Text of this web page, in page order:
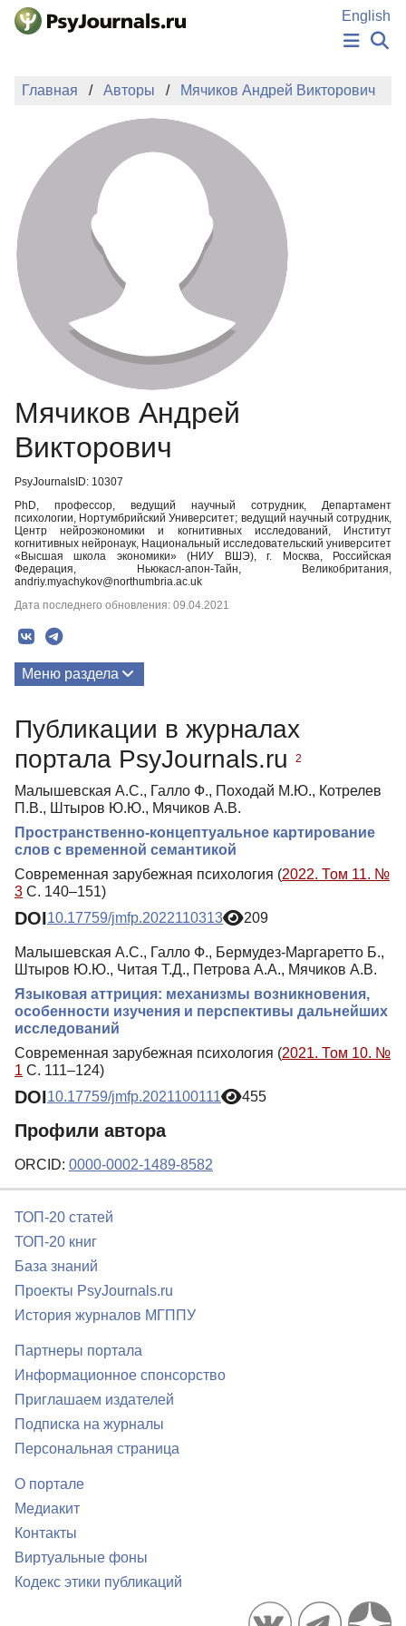
Перейти к основному содержанию
English
НОВОСТИ
АВТОРЫ
ПОДАТЬ РУКОПИСЬ
БАЗА ЗНАНИЙ
КЛЮЧЕВЫЕ СЛОВА
Регистрация
Главная Авторы Мячиков Андрей Викторович
Мячиков Андрей
Викторович
PsyJournalsID: 10307
PhD, профессор, ведущий научный сотрудник, Департамент
психологии, Нортумбрийский Университет; ведущий научный сотрудник,
Центр нейроэкономики и когнитивных исследований, Институт
когнитивных нейронаук, Национальный исследовательский университет
«Высшая школа экономики» (НИУ ВШЭ), г. Москва, Российская
Федерация, Ньюкасл-апон-Тайн, Великобритания,
andriy.myachykov@northumbria.ac.uk
Дата последнего обновления: 09.04.2021
Меню раздела
Публикации в журналах
портала PsyJournals.ru
2
Малышевская А.С., Галло Ф., Походай М.Ю., Котрелев
П.В., Штыров Ю.Ю., Мячиков А.В.
Пространственно-концептуальное картирование
слов с временной семантикой
Современная зарубежная психология (2022. Том 11. №
3 С. 140–151)
DOI10.17759/jmfp.2022110313 209
Малышевская А.С., Галло Ф., Бермудез-Маргаретто Б.,
Штыров Ю.Ю., Читая Т.Д., Петрова А.А., Мячиков А.В.
Языковая аттриция: механизмы возникновения,
особенности изучения и перспективы дальнейших
исследований
Современная зарубежная психология (2021. Том 10. №
1 С. 111–124)
DOI10.17759/jmfp.2021100111 455
Профили автора
ORCID: 0000-0002-1489-8582
ТОП-20 статей
ТОП-20 книг
База знаний
Проекты PsyJournals.ru
История журналов МГППУ
Партнеры портала
Информационное спонсорство
Приглашаем издателей
Подписка на журналы
Персональная страница
О портале
Медиакит
Контакты
Виртуальные фоны
Кодекс этики публикаций